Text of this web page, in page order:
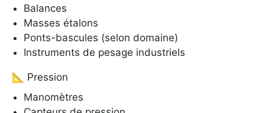
Balances
Masses étalons
Ponts-bascules (selon domaine)
Instruments de pesage industriels
📐 Pression
Manomètres